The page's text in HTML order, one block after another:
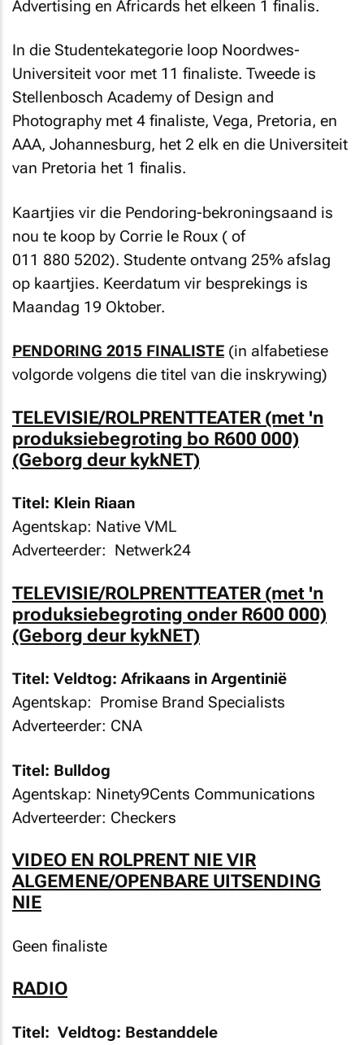
Advertising en Africards het elkeen 1 finalis.
In die Studentekategorie loop Noordwes-
Universiteit voor met 11 finaliste. Tweede is
Stellenbosch Academy of Design and
Photography met 4 finaliste, Vega, Pretoria, en
AAA, Johannesburg, het 2 elk en die Universiteit
van Pretoria het 1 finalis.
Kaartjies vir die Pendoring-bekroningsaand is
nou te koop by Corrie le Roux ( of
011 880 5202). Studente ontvang 25% afslag
op kaartjies. Keerdatum vir besprekings is
Maandag 19 Oktober.
PENDORING 2015 FINALISTE (in alfabetiese
volgorde volgens die titel van die inskrywing)
TELEVISIE/ROLPRENTTEATER (met 'n
produksiebegroting bo R600 000)
(Geborg deur kykNET)
Titel: Klein Riaan
Agentskap: Native VML
Adverteerder: Netwerk24
TELEVISIE/ROLPRENTTEATER (met 'n
produksiebegroting onder R600 000)
(Geborg deur kykNET)
Titel: Veldtog: Afrikaans in Argentinië
Agentskap: Promise Brand Specialists
Adverteerder: CNA
Titel: Bulldog
Agentskap: Ninety9Cents Communications
Adverteerder: Checkers
VIDEO EN ROLPRENT NIE VIR
ALGEMENE/OPENBARE UITSENDING
NIE
Geen finaliste
RADIO
Titel: Veldtog: Bestanddele